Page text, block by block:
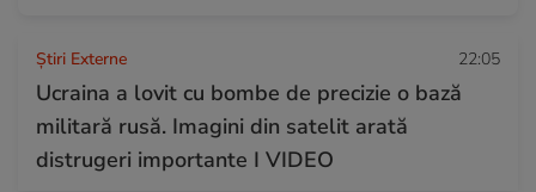
Știri Externe 22:05
Ucraina a lovit cu bombe de precizie o bază
militară rusă. Imagini din satelit arată
distrugeri importante I VIDEO